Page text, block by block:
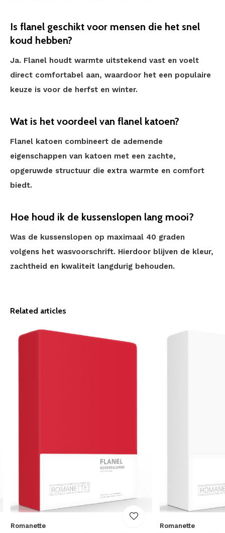
Is flanel geschikt voor mensen die het snel
koud hebben?
Ja. Flanel houdt warmte uitstekend vast en voelt
direct comfortabel aan, waardoor het een populaire
keuze is voor de herfst en winter.
Wat is het voordeel van flanel katoen?
Flanel katoen combineert de ademende
eigenschappen van katoen met een zachte,
opgeruwde structuur die extra warmte en comfort
biedt.
Hoe houd ik de kussenslopen lang mooi?
Was de kussenslopen op maximaal 40 graden
volgens het wasvoorschrift. Hierdoor blijven de kleur,
zachtheid en kwaliteit langdurig behouden.
Related articles
Romanette Romanette